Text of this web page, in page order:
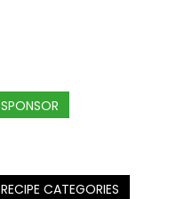
SPONSOR
RECIPE CATEGORIES